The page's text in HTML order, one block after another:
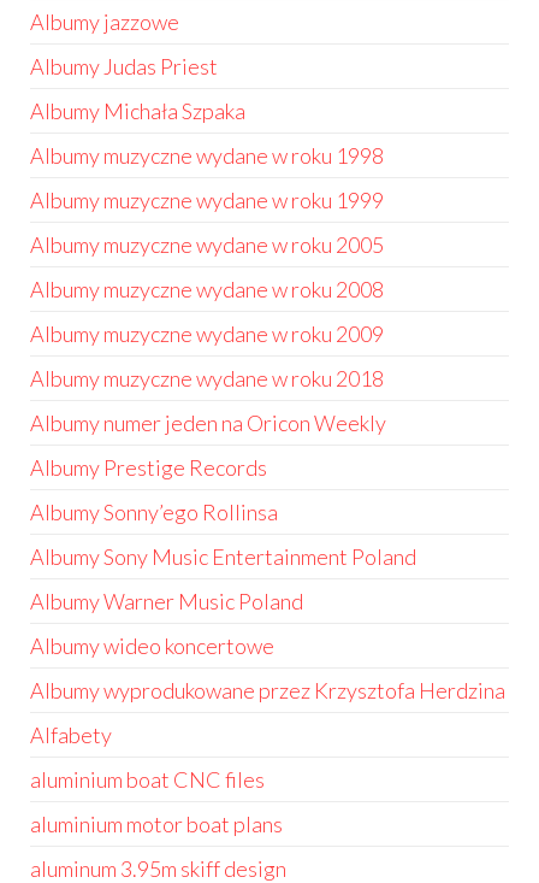
Albumy jazzowe
Albumy Judas Priest
Albumy Michała Szpaka
Albumy muzyczne wydane w roku 1998
Albumy muzyczne wydane w roku 1999
Albumy muzyczne wydane w roku 2005
Albumy muzyczne wydane w roku 2008
Albumy muzyczne wydane w roku 2009
Albumy muzyczne wydane w roku 2018
Albumy numer jeden na Oricon Weekly
Albumy Prestige Records
Albumy Sonny’ego Rollinsa
Albumy Sony Music Entertainment Poland
Albumy Warner Music Poland
Albumy wideo koncertowe
Albumy wyprodukowane przez Krzysztofa Herdzina
Alfabety
aluminium boat CNC files
aluminium motor boat plans
aluminum 3.95m skiff design